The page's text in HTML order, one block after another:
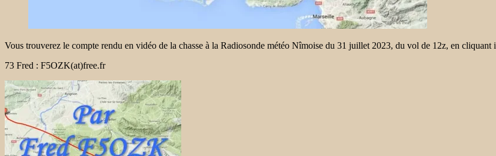
Vous trouverez le compte rendu en vidéo de la chasse à la Radiosonde météo Nîmoise du 31 juillet 2023, du vol de 12z, en
73 Fred : F5OZK(at)free.fr